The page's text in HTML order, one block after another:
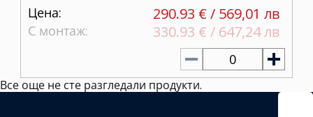
Цена: 290.93 € / 569,01 лв
С монтаж: 330.93 € / 647,24 лв
0
Все още не сте разгледали продукти.